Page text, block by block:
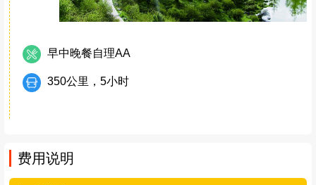
早中晚餐自理AA
350公里，5小时
费用说明